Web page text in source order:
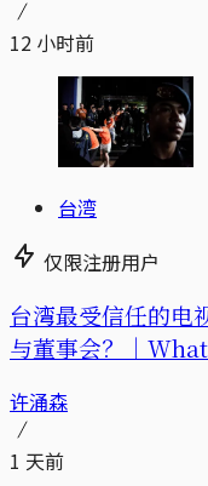
12 小时前
台湾
仅限注册用户
台湾最受信任的电
与董事会？｜
许涌森
1 天前